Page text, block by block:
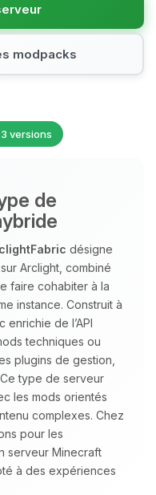
modpacks
versions
de
désigne
Arclight, combiné
faire cohabiter à la
instance. Construit à
enrichie de l’API
techniques ou
plugins de gestion,
Ce type de serveur
les mods orientés
complexes. Chez
pour les
serveur Minecraft
à des expériences
pour me
ton petit
moi ce dont
remuer mes